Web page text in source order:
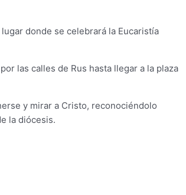
donde se celebrará la Eucaristía
las calles de Rus hasta llegar a la plaza
y mirar a Cristo, reconociéndolo
la diócesis.